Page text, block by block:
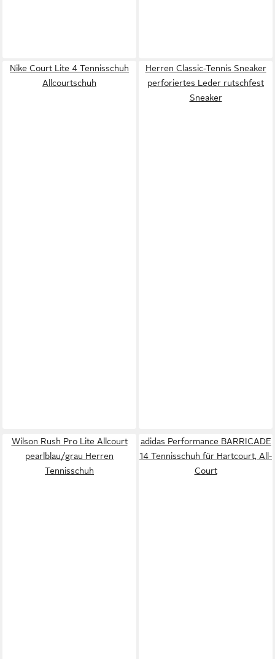
Nike Court Lite 4 Tennisschuh
Allcourtschuh
Herren Classic-Tennis Sneaker
perforiertes Leder rutschfest
Sneaker
Wilson Rush Pro Lite Allcourt
pearlblau/grau Herren
Tennisschuh
adidas Performance BARRICADE
14 Tennisschuh für Hartcourt, All-
Court